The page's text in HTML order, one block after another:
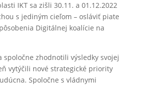
IKT sa zišli 30.11. a 01.12.2022
s jediným cieľom – osláviť piate
Digitálnej koalície na
spoločne zhodnotili výsledky svojej
vytýčili nové strategické priority
Spoločne s vládnymi